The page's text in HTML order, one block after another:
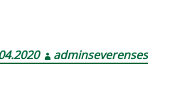
adminseverenses